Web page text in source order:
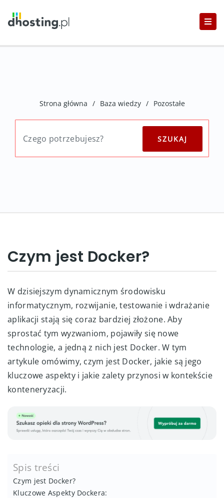
Strona główna / Baza wiedzy / Pozostałe
Czym jest Docker?
W dzisiejszym dynamicznym środowisku
informatycznym, rozwijanie, testowanie i wdrażanie
aplikacji stają się coraz bardziej złożone. Aby
sprostać tym wyzwaniom, pojawiły się nowe
technologie, a jedną z nich jest Docker. W tym
artykule omówimy, czym jest Docker, jakie są jego
kluczowe aspekty i jakie zalety przynosi w kontekście
konteneryzacji.
Spis treści
Czym jest Docker?
Kluczowe Aspekty Dockera: